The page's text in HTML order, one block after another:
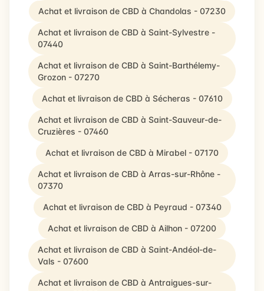
Achat et livraison de CBD à Chandolas - 07230
Achat et livraison de CBD à Saint-Sylvestre -
07440
Achat et livraison de CBD à Saint-Barthélemy-
Grozon - 07270
Achat et livraison de CBD à Sécheras - 07610
Achat et livraison de CBD à Saint-Sauveur-de-
Cruzières - 07460
Achat et livraison de CBD à Mirabel - 07170
Achat et livraison de CBD à Arras-sur-Rhône -
07370
Achat et livraison de CBD à Peyraud - 07340
Achat et livraison de CBD à Ailhon - 07200
Achat et livraison de CBD à Saint-Andéol-de-
Vals - 07600
Achat et livraison de CBD à Antraigues-sur-